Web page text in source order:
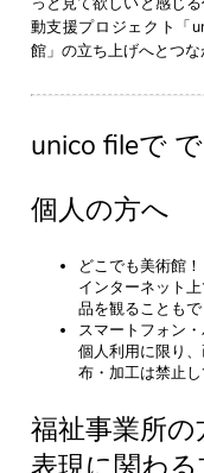
動支援プロジェクト「
館」の立ち上げへとつな
unico fileで
個人の方へ
どこでも美術館！
インターネット
品を観ることもで
スマートフォン
個人利用に限り
布・加工は禁止し
福祉事業所